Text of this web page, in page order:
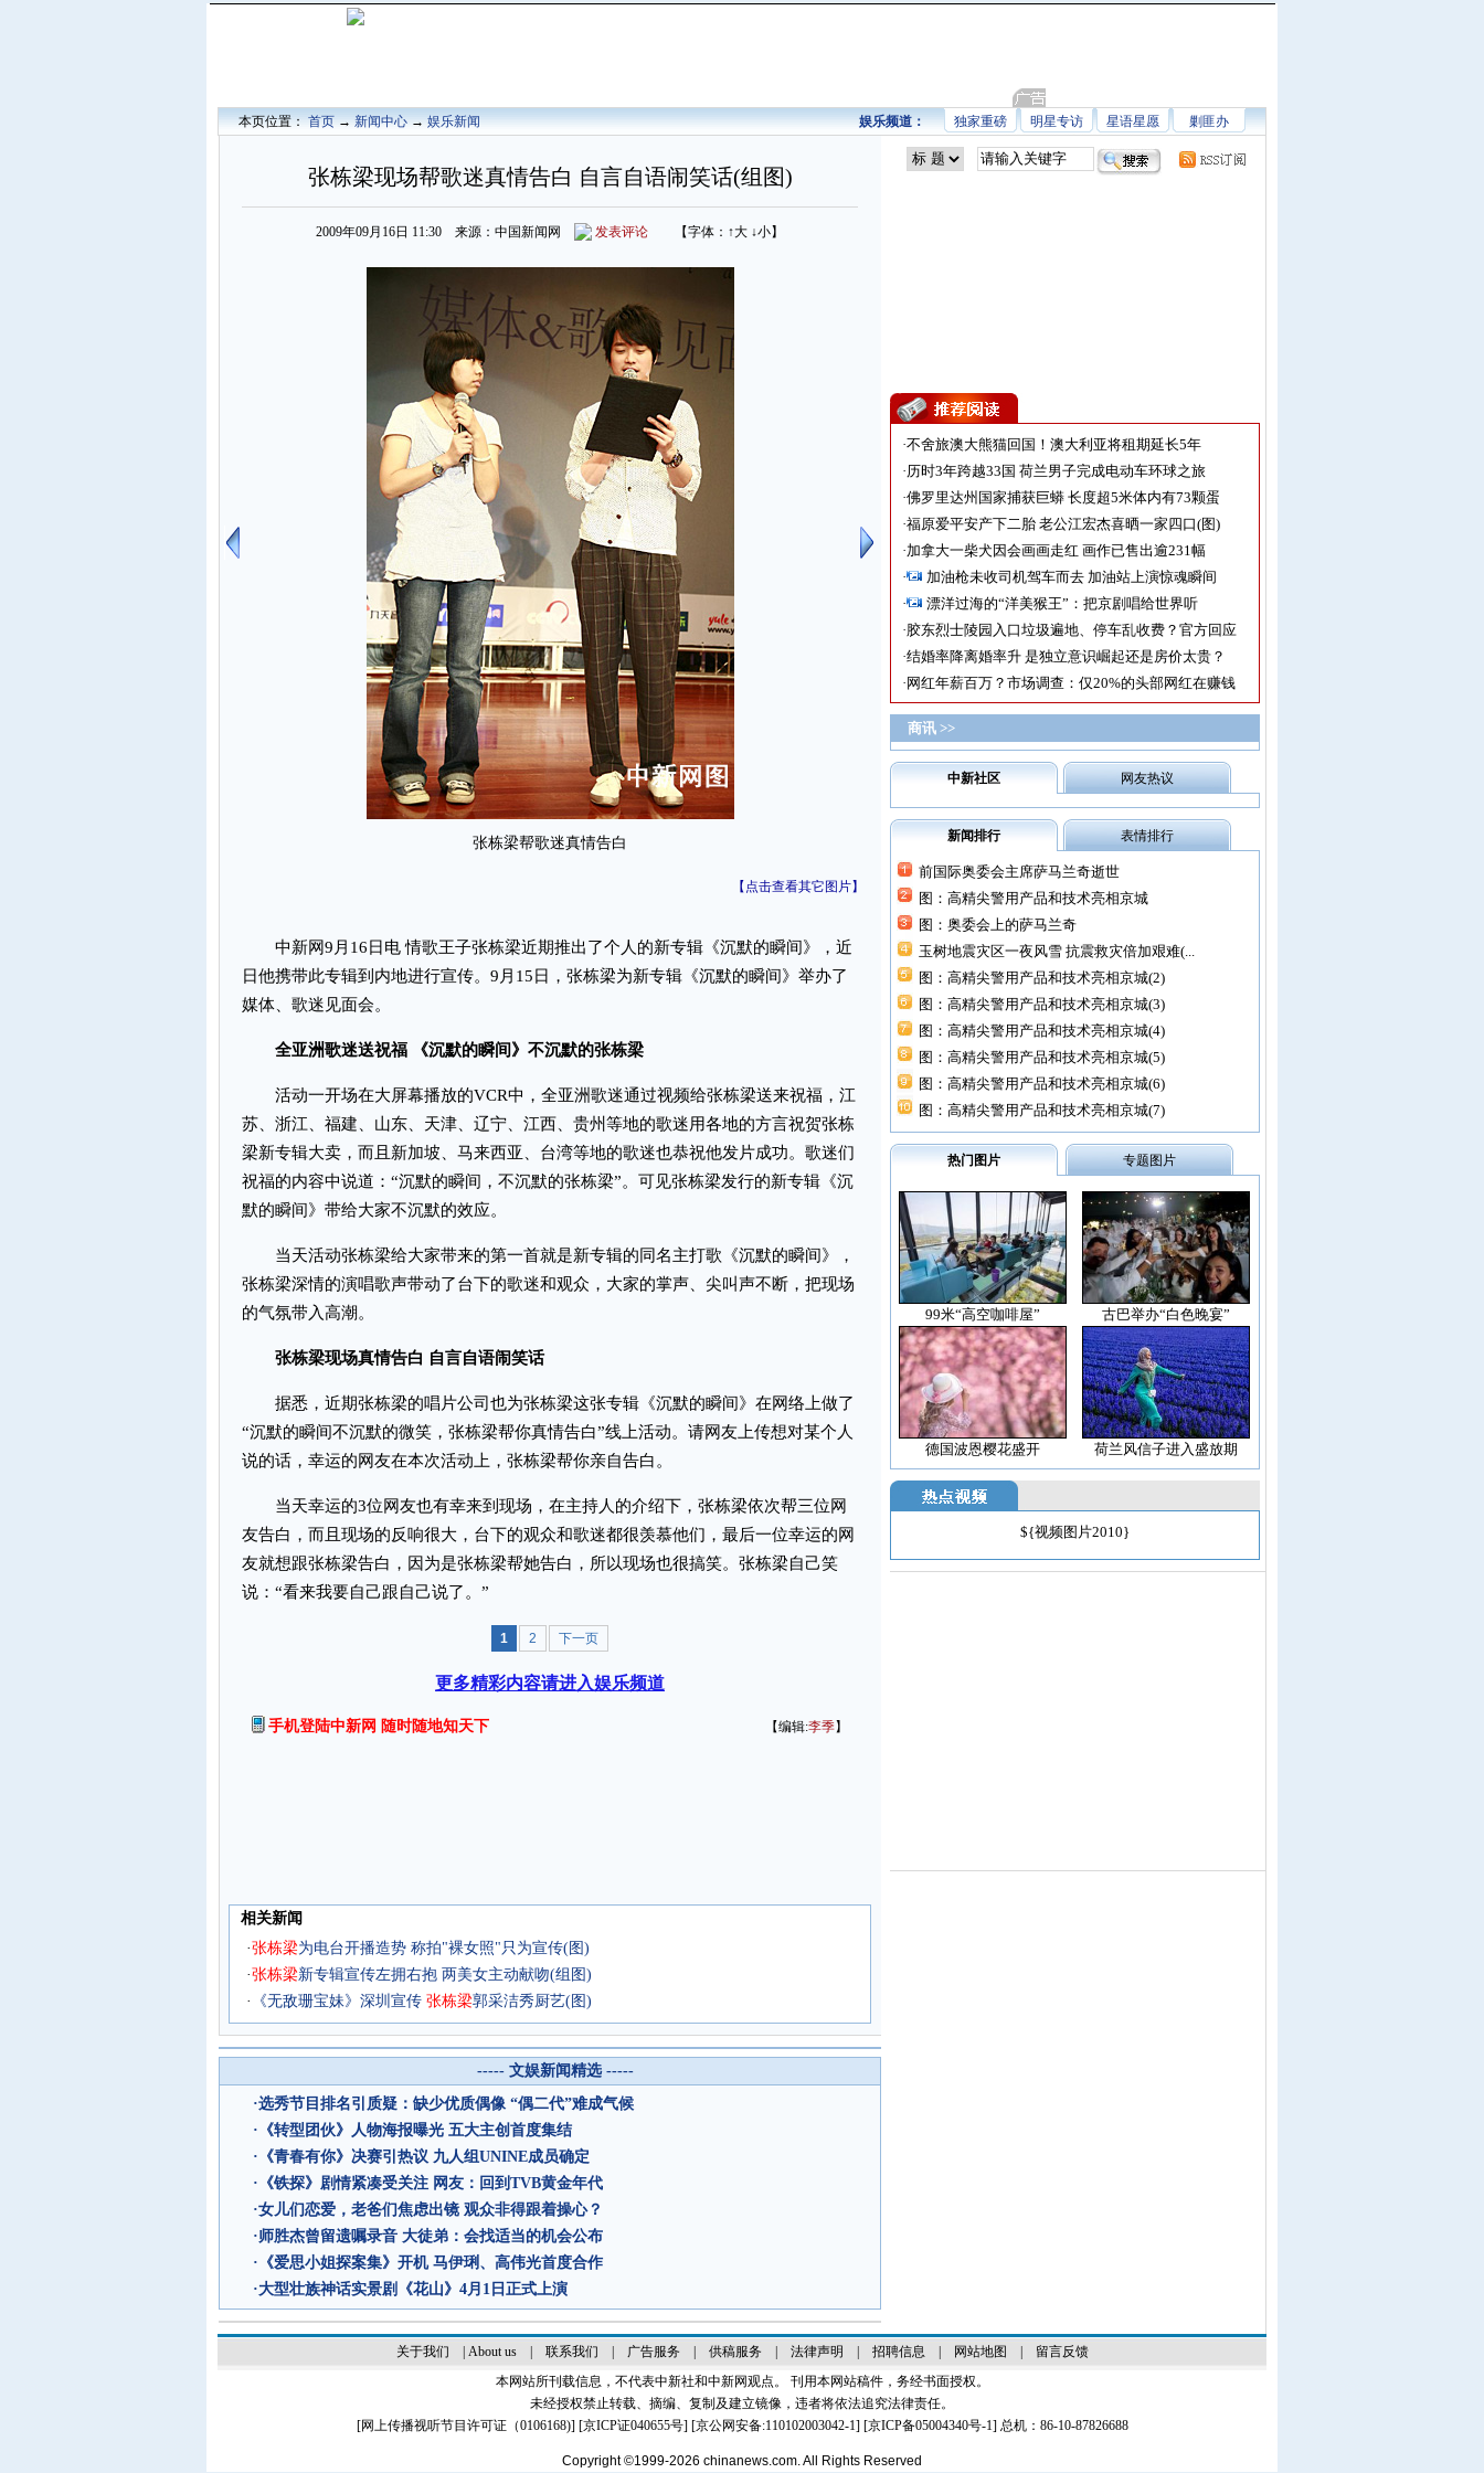
本页位置：首页→新闻中心→娱乐新闻 剿匪办
星语星愿
明星专访
独家重磅
娱乐频道：
张栋梁现场帮歌迷真情告白 自言自语闹笑话(组图)
2009年09月16日 11:30 来源：中国新闻网 发表评论 【字体： ↑大 ↓小】
张栋梁帮歌迷真情告白
【点击查看其它图片】
中新网9月16日电 情歌王子张栋梁近期推出了个人的新专辑《沉默的瞬间》，近
日他携带此专辑到内地进行宣传。9月15日，张栋梁为新专辑《沉默的瞬间》举办了
媒体、歌迷见面会。
全亚洲歌迷送祝福 《沉默的瞬间》不沉默的张栋梁
活动一开场在大屏幕播放的VCR中，全亚洲歌迷通过视频给张栋梁送来祝福，江
苏、浙江、福建、山东、天津、辽宁、江西、贵州等地的歌迷用各地的方言祝贺张栋
梁新专辑大卖，而且新加坡、马来西亚、台湾等地的歌迷也恭祝他发片成功。歌迷们
祝福的内容中说道：“沉默的瞬间，不沉默的张栋梁”。可见张栋梁发行的新专辑《沉
默的瞬间》带给大家不沉默的效应。
当天活动张栋梁给大家带来的第一首就是新专辑的同名主打歌《沉默的瞬间》，
张栋梁深情的演唱歌声带动了台下的歌迷和观众，大家的掌声、尖叫声不断，把现场
的气氛带入高潮。
张栋梁现场真情告白 自言自语闹笑话
据悉，近期张栋梁的唱片公司也为张栋梁这张专辑《沉默的瞬间》在网络上做了
“沉默的瞬间不沉默的微笑，张栋梁帮你真情告白”线上活动。请网友上传想对某个人
说的话，幸运的网友在本次活动上，张栋梁帮你亲自告白。
当天幸运的3位网友也有幸来到现场，在主持人的介绍下，张栋梁依次帮三位网
友告白，而且现场的反响很大，台下的观众和歌迷都很羡慕他们，最后一位幸运的网
友就想跟张栋梁告白，因为是张栋梁帮她告白，所以现场也很搞笑。张栋梁自己笑
说：“看来我要自己跟自己说了。”
1 2 下一页
更多精彩内容请进入娱乐频道
手机登陆中新网 随时随地知天下 【编辑:李季】
相关新闻
·张栋梁为电台开播造势 称拍"裸女照"只为宣传(图)
·张栋梁新专辑宣传左拥右抱 两美女主动献吻(组图)
·
《无敌珊宝妹》深圳宣传 张栋梁郭采洁秀厨艺(图)
----- 文娱新闻精选 -----
·选秀节目排名引质疑：缺少优质偶像 “偶二代”难成气候
· 《转型团伙》人物海报曝光 五大主创首度集结
· 《青春有你》决赛引热议 九人组UNINE成员确定
· 《铁探》剧情紧凑受关注 网友：回到TVB黄金年代
·女儿们恋爱，老爸们焦虑出镜 观众非得跟着操心？
·师胜杰曾留遗嘱录音 大徒弟：会找适当的机会公布
· 《爱思小姐探案集》开机 马伊琍、高伟光首度合作
·大型壮族神话实景剧《花山》4月1日正式上演
·不舍旅澳大熊猫回国！澳大利亚将租期延长5年
·历时3年跨越33国 荷兰男子完成电动车环球之旅
·佛罗里达州国家捕获巨蟒 长度超5米体内有73颗蛋
·福原爱平安产下二胎 老公江宏杰喜晒一家四口(图)
·加拿大一柴犬因会画画走红 画作已售出逾231幅
·
加油枪未收司机驾车而去 加油站上演惊魂瞬间
·
漂洋过海的“洋美猴王”：把京剧唱给世界听
·胶东烈士陵园入口垃圾遍地、停车乱收费？官方回应
·结婚率降离婚率升 是独立意识崛起还是房价太贵？
· 网红年薪百万？市场调查：仅20%的头部网红在赚钱
商讯 >>
中新社区 网友热议
新闻排行 表情排行
前国际奥委会主席萨马兰奇逝世
图：高精尖警用产品和技术亮相京城
图：奥委会上的萨马兰奇
玉树地震灾区一夜风雪 抗震救灾倍加艰难(...
图：高精尖警用产品和技术亮相京城(2)
图：高精尖警用产品和技术亮相京城(3)
图：高精尖警用产品和技术亮相京城(4)
图：高精尖警用产品和技术亮相京城(5)
图：高精尖警用产品和技术亮相京城(6)
图：高精尖警用产品和技术亮相京城(7)
热门图片 专题图片
99米“高空咖啡屋” 古巴举办“白色晚宴”
德国波恩樱花盛开 荷兰风信子进入盛放期
${视频图片2010}
关于我们 About us| 联系我们 广告服务| 供稿服务| 法律声明 招聘信息 网站地图
留言反馈
本网站所刊载信息，不代表中新社和中新网观点。 刊用本网站稿件，务经书面授权。
未经授权禁止转载、摘编、复制及建立镜像，违者将依法追究法律责任。
[网上传播视听节目许可证（0106168)] [京ICP证040655号] [京公网安备:110102003042-1] [京ICP备05004340号-1] 总机：86-10-87826688
Copyright ©1999-2026 chinanews.com. All Rights Reserved